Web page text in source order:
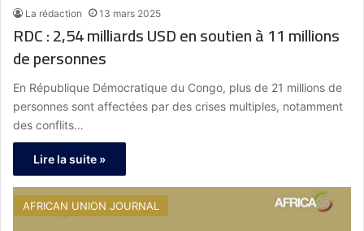
La rédaction 13 mars 2025
RDC : 2,54 milliards USD en soutien à 11 millions
de personnes
En République Démocratique du Congo, plus de 21 millions de
personnes sont affectées par des crises multiples, notamment
des conflits…
Lire la suite »
AFRICAN UNION JOURNAL